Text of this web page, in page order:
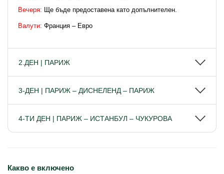
Вечеря: Ще бъде предоставена като допълнителен.
Валути: Франция – Евро
2.ДЕН | ПАРИЖ
3-ДЕН | ПАРИЖ – ДИСНЕЛЕНД – ПАРИЖ
4-ТИ ДЕН | ПАРИЖ – ИСТАНБУЛ – ЧУКУРОВА
Какво е включено